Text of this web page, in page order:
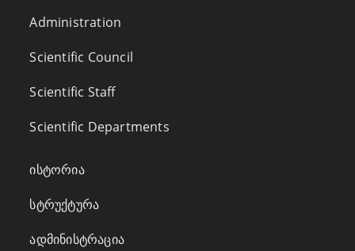
Administration
Scientific Council
Scientific Staff
Scientific Departments
ისტორია
სტრუქტურა
ადმინისტრაცია